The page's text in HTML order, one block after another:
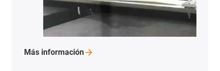
Más aplicaciones con cadenasportacables